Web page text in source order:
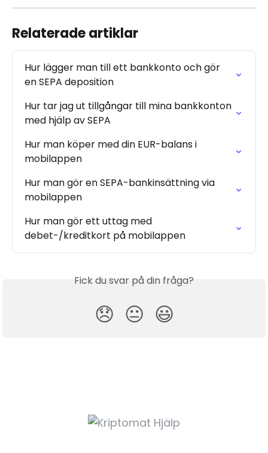
Relaterade artiklar
Hur lägger man till ett bankkonto och gör
en SEPA deposition
Hur tar jag ut tillgångar till mina bankkonton
med hjälp av SEPA
Hur man köper med din EUR-balans i
mobilappen
Hur man gör en SEPA-bankinsättning via
mobilappen
Hur man gör ett uttag med
debet-/kreditkort på mobilappen
Fick du svar på din fråga?
😞 😐 😃